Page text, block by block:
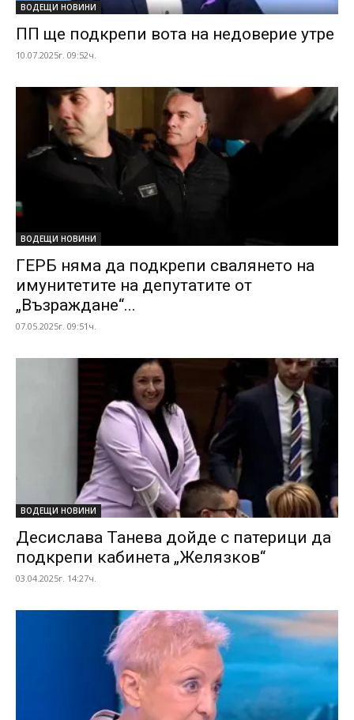
ВОДЕЩИ НОВИНИ
ПП ще подкрепи вота на недоверие утре
10.07.2025г. 09:52ч.
ВОДЕЩИ НОВИНИ
ГЕРБ няма да подкрепи свалянето на
имунитетите на депутатите от
„Възраждане“...
07.05.2025г. 09:51ч.
ВОДЕЩИ НОВИНИ
Десислава Танева дойде с патерици да
подкрепи кабинета „Желязков“
03.04.2025г. 14:27ч.